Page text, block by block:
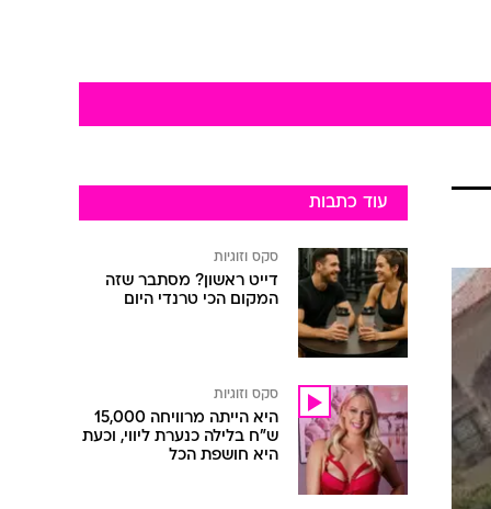
עוד כתבות
סקס וזוגיות
דייט ראשון? מסתבר שזה
המקום הכי טרנדי היום
סקס וזוגיות
היא הייתה מרוויחה 15,000
ש"ח בלילה כנערת ליווי, וכעת
היא חושפת הכל